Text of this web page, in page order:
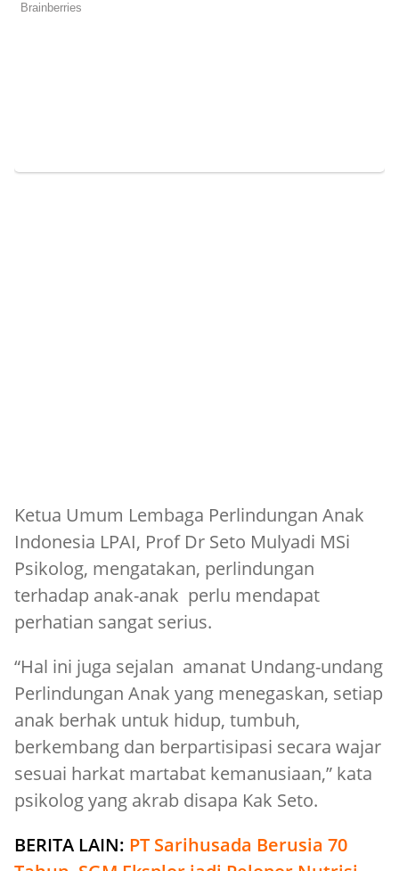
Ketua Umum Lembaga Perlindungan Anak
Indonesia LPAI, Prof Dr Seto Mulyadi MSi
Psikolog, mengatakan, perlindungan
terhadap anak-anak perlu mendapat
perhatian sangat serius.
“Hal ini juga sejalan amanat Undang-undang
Perlindungan Anak yang menegaskan, setiap
anak berhak untuk hidup, tumbuh,
berkembang dan berpartisipasi secara wajar
sesuai harkat martabat kemanusiaan,” kata
psikolog yang akrab disapa Kak Seto.
BERITA LAIN: PT Sarihusada Berusia 70